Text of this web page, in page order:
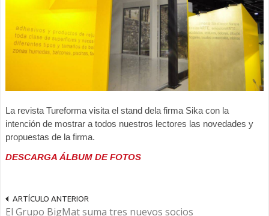
La revista Tureforma visita el stand dela firma Sika con la
intención de mostrar a todos nuestros lectores las novedades y
propuestas de la firma.
DESCARGA ÁLBUM DE FOTOS
ARTÍCULO ANTERIOR
El Grupo BigMat suma tres nuevos socios